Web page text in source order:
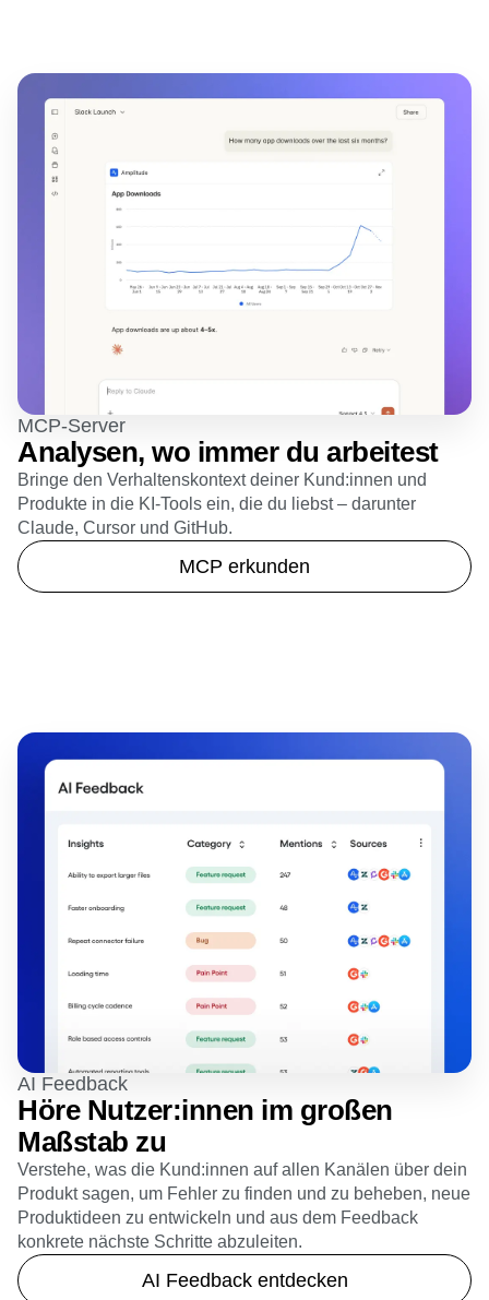
MCP-Server
Analysen, wo immer du arbeitest
Bringe den Verhaltenskontext deiner Kund:innen und
Produkte in die KI-Tools ein, die du liebst – darunter
Claude, Cursor und GitHub.
MCP erkunden
AI Feedback
Höre Nutzer:innen im großen
Maßstab zu
Verstehe, was die Kund:innen auf allen Kanälen über dein
Produkt sagen, um Fehler zu finden und zu beheben, neue
Produktideen zu entwickeln und aus dem Feedback
konkrete nächste Schritte abzuleiten.
AI Feedback entdecken